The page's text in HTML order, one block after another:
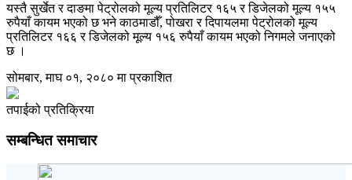
यस्तै सुर्खेत र दाङमा पेट्रोलको मूल्य प्रतिलिटर १६५ र डिजेलको मूल्य १५५
रुपैयाँ कायम भएको छ भने काठमाडौँ, पोखरा र दिपायलमा पेट्रोलको मूल्य
प्रतिलिटर १६६ र डिजेलको मूल्य १५६ रुपैयाँ कायम भएको निगमले जनाएको
छ ।
सोमबार, माघ ०१, २०८० मा प्रकाशित
तपाईको प्रतिक्रिया
सम्बन्धित समाचार